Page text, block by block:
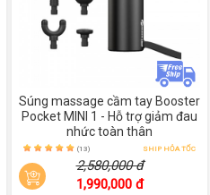
Súng massage cầm tay Booster
Pocket MINI 1 - Hỗ trợ giảm đau
nhức toàn thân
(13) SHIP HỎA TỐC
2,580,000 đ
1,990,000 đ